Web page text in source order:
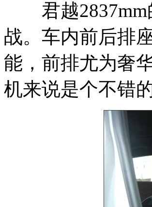
君越2837mm
战。车内前后排
能，前排尤为奢
机来说是个不错